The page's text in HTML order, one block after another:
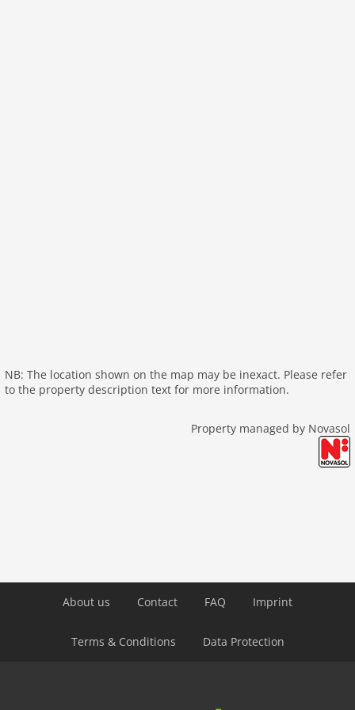
NB: The location shown on the map may be inexact. Please refer
to the property description text for more information.
Property managed by Novasol
About us Contact FAQ Imprint
Terms & Conditions Data Protection